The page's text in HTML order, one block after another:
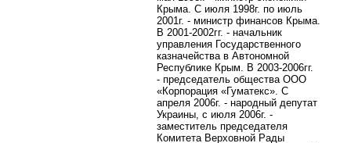
Крыма. С июля 1998г. по июль
2001г. - министр финансов Крыма.
В 2001-2002гг. - начальник
управления Государственного
казначейства в Автономной
Республике Крым. В 2003-2006гг.
- председатель общества ООО
«Корпорация «Гуматекс». С
апреля 2006г. - народный депутат
Украины, с июля 2006г. -
заместитель председателя
Комитета Верховной Рады